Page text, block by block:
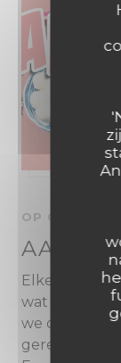
OP 01/11/
Elke 1e
wat we nog
we onze
gerechten uit.